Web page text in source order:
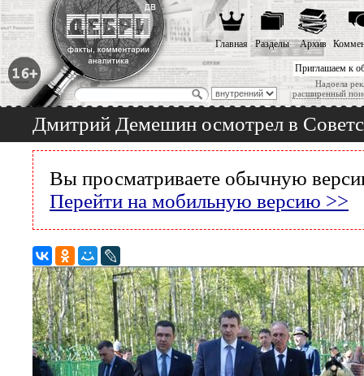
Приглашаем к
Надоела
расширенный
Главная Разделы Архив
Дмитрий Демешин осмотрел в
Вы просматриваете обычную
Перейти на мобильную версию >>